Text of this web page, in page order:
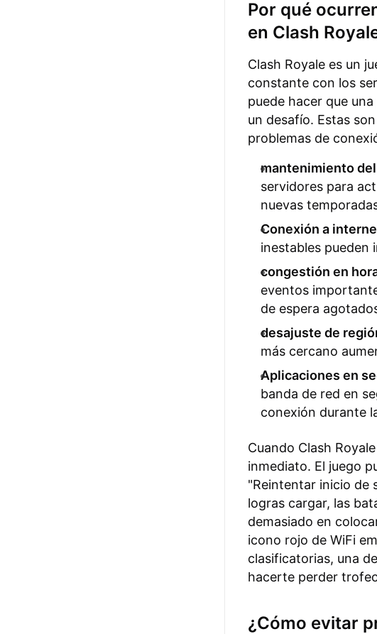
Por qué
en Clash
Clash Royale es un
constante con los
puede hacer que
un desafío. Estas
problemas de
mantenimiento
servidores para
nuevas
Conexión a
inestables pueden
congestión en
eventos
de espera
desajuste de
más cercano
Aplicaciones en
banda de red en
conexión durante
Cuando Clash
inmediato. El juego
"Reintentar inicio de
logras cargar, las
demasiado en
icono rojo de WiFi
clasificatorias, una
hacerte perder
¿Cómo evitar